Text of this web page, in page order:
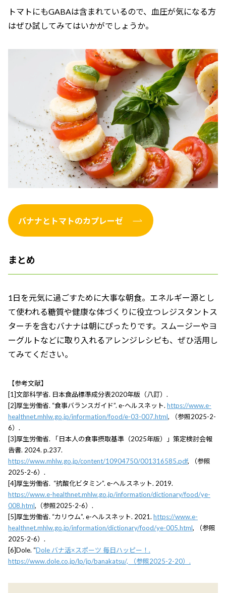
トマトにもGABAは含まれているので、血圧が気になる方
はぜひ試してみてはいかがでしょうか。
バナナとトマトのカプレーゼ
まとめ
1日を元気に過ごすために大事な朝食。エネルギー源とし
て使われる糖質や健康な体づくりに役立つレジスタントス
ターチを含むバナナは朝にぴったりです。スムージーやヨ
ーグルトなどに取り入れるアレンジレシピも、ぜひ活用し
てみてください。
【参考文献】
[1]文部科学省. 日本食品標準成分表2020年版（八訂）.
[2]厚生労働省. “食事バランスガイド”. e-ヘルスネット. https://www.e-
healthnet.mhlw.go.jp/information/food/e-03-007.html, （参照2025-2-
6）.
[3]厚生労働省. 「日本人の食事摂取基準（2025年版）」策定検討会報
告書. 2024. p.237.
https://www.mhlw.go.jp/content/10904750/001316585.pdf, （参照
2025-2-6）.
[4]厚生労働省. “抗酸化ビタミン”. e-ヘルスネット. 2019.
https://www.e-healthnet.mhlw.go.jp/information/dictionary/food/ye-
008.html,（参照2025-2-6）.
[5]厚生労働省. “カリウム”. e-ヘルスネット. 2021. https://www.e-
healthnet.mhlw.go.jp/information/dictionary/food/ye-005.html, （参照
2025-2-6）.
[6]Dole. “Dole バナ活×スポーツ 毎日ハッピー！.
https://www.dole.co.jp/lp/jp/banakatsu/, （参照2025-2-20）.